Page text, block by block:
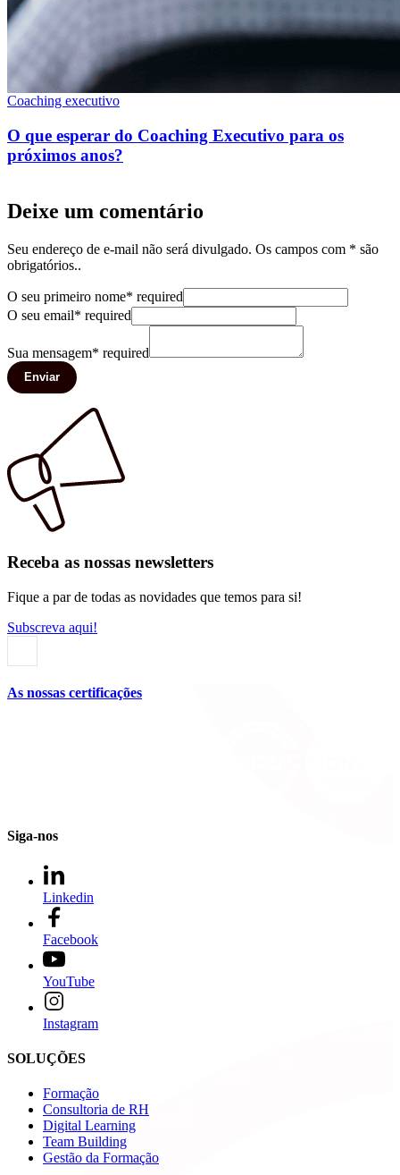
Coaching executivo
O que esperar do Coaching Executivo para os
próximos anos?
Deixe um comentário
Seu endereço de e-mail não será divulgado. Os campos com * são
obrigatórios..
O seu primeiro nome* required
O seu email* required
Sua mensagem* required
Enviar
Receba as nossas newsletters
Fique a par de todas as novidades que temos para si!
Subscreva aqui!
As nossas certificações
Siga-nos
Linkedin
Facebook
YouTube
Instagram
SOLUÇÕES
Formação
Consultoria de RH
Digital Learning
Team Building
Gestão da Formação